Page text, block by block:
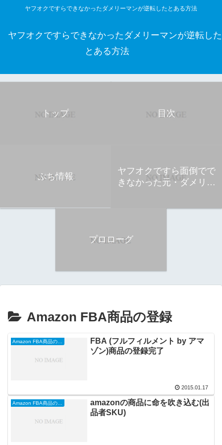
ヤフオクですらできなかったダメリーマンが逆転したとある方法
ヤフオクですらできなかったダメリーマンが逆転した
とある方法
トップ 目次
ぷち情報
ヤフオクですら面倒でで
きなかった元・ダメリー
プロローグ
Amazon FBA商品の登録
Amazon FBA商品の登録
FBA (フルフィルメント by アマ
ゾン)商品の登録完了
2015.01.17
amazonの商品に命を吹き込む(出
品者SKU)